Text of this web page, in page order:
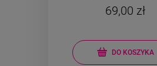
medalion turkus
69,00 zł
DO KOSZYKA